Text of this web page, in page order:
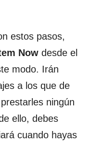
estos pasos,
Now desde el
modo. Irán
a los que de
ningún
ello, debes
cuando hayas